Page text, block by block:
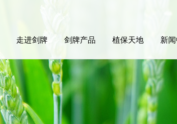
走进剑牌 剑牌产品 植保天地 新